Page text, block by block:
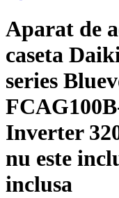
Aparat de
caseta
series
Inverter
nu este
inclusa